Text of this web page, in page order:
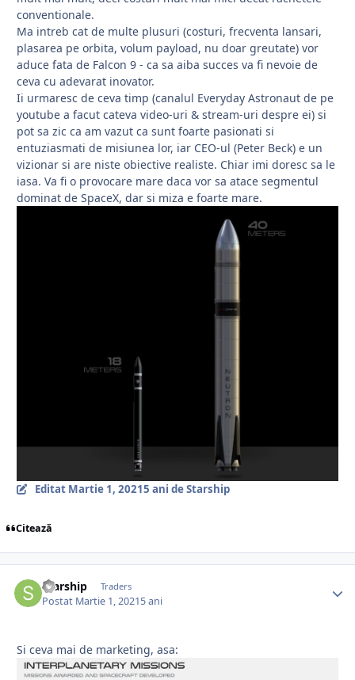
conventionale.
Ma intreb cat de multe plusuri (costuri, frecventa lansari,
plasarea pe orbita, volum payload, nu doar greutate) vor
aduce fata de Falcon 9 - ca sa aiba succes va fi nevoie de
ceva cu adevarat inovator.
Ii urmaresc de ceva timp (canalul Everyday Astronaut de pe
youtube a facut cateva video-uri & stream-uri despre ei) si
pot sa zic ca am vazut ca sunt foarte pasionati si
entuziasmati de misiunea lor, iar CEO-ul (Peter Beck) e un
vizionar si are niste obiective realiste. Chiar imi doresc sa le
iasa. Va fi o provocare mare daca vor sa atace segmentul
dominat de SpaceX, dar si miza e foarte mare.
Editat Martie 1, 20215 ani de Starship
Citează
Starship Traders
Postat Martie 1, 20215 ani
Si ceva mai de marketing, asa: